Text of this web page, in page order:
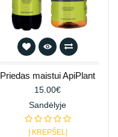
Priedas maistui ApiPlant
15.00€
Sandėlyje
Į KREPŠELĮ